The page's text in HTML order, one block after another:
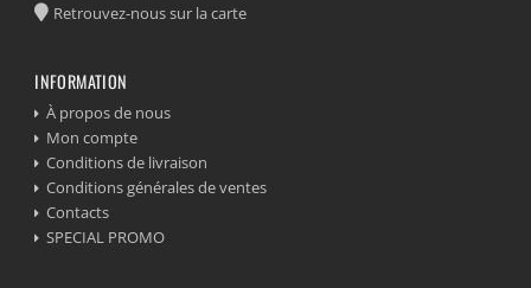
Retrouvez-nous sur la carte
INFORMATION
À propos de nous
Mon compte
Conditions de livraison
Conditions générales de ventes
Contacts
SPECIAL PROMO